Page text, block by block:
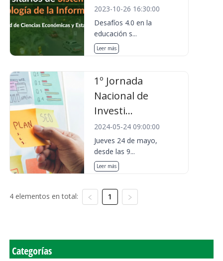
2023-10-26 16:30:00
Desafíos 4.0 en la
educación s...
Leer más
1º Jornada
Nacional de
Investi...
2024-05-24 09:00:00
Jueves 24 de mayo,
desde las 9...
Leer más
4 elementos en total: 1
Categorías